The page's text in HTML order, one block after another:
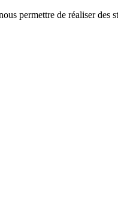
permettre de réaliser des